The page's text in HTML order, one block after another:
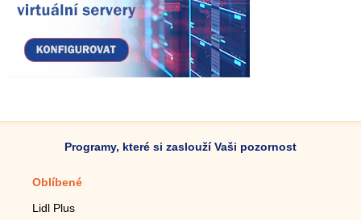
Programy, které si zaslouží Vaši pozornost
Oblíbené
Lidl Plus